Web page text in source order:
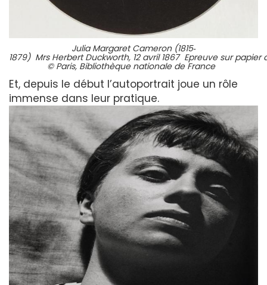
Julia Margaret Cameron (1815‐
1879) Mrs Herbert Duckworth, 12 avril 1867 Epreuve sur
© Paris, Bibliothèque nationale de France
Et, depuis le début l’autoportrait joue un rôle
immense dans leur pratique.